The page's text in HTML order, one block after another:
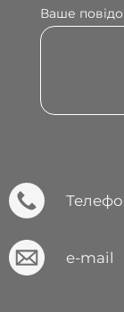
Ваше
e-mail